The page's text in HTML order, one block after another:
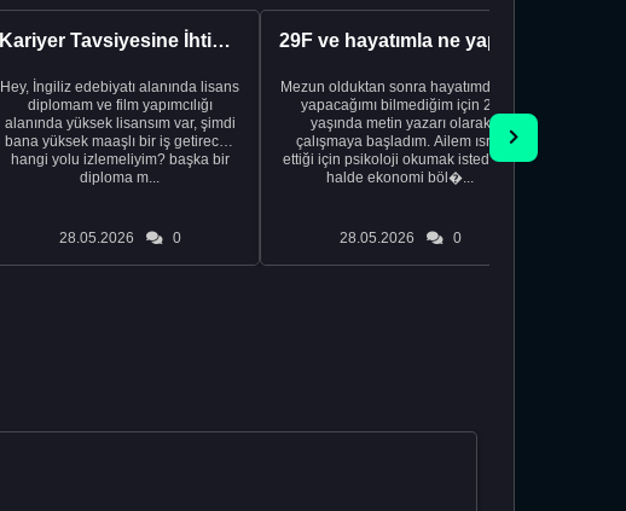
Kariyer Tavsiyesine İhtiyacınız Var
Hey, İngiliz edebiyatı alanında lisans
diplomam ve film yapımcılığı
alanında yüksek lisansım var, şimdi
bana yüksek maaşlı bir iş getirecek
hangi yolu izlemeliyim? başka bir
diploma m...
28.05.2026 0
Mezun olduktan sonra hayatımda ne
yapacağımı bilmediğim için 20
yaşında metin yazarı olarak
çalışmaya başladım. Ailem ısrar
ettiği için psikoloji okumak istediğim
halde ekonomi böl�...
28.05.2026 0